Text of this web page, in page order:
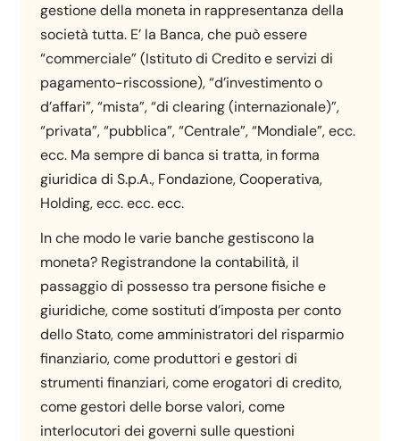
gestione della moneta in rappresentanza della
società tutta. E’ la Banca, che può essere
“commerciale” (Istituto di Credito e servizi di
pagamento-riscossione), “d’investimento o
d’affari”, “mista”, “di clearing (internazionale)”,
“privata”, “pubblica”, “Centrale”, “Mondiale”, ecc.
ecc. Ma sempre di banca si tratta, in forma
giuridica di S.p.A., Fondazione, Cooperativa,
Holding, ecc. ecc. ecc.
In che modo le varie banche gestiscono la
moneta? Registrandone la contabilità, il
passaggio di possesso tra persone fisiche e
giuridiche, come sostituti d’imposta per conto
dello Stato, come amministratori del risparmio
finanziario, come produttori e gestori di
strumenti finanziari, come erogatori di credito,
come gestori delle borse valori, come
interlocutori dei governi sulle questioni